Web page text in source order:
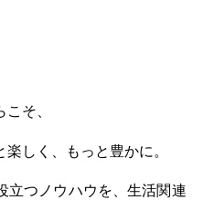
そ、
しく、もっと豊かに。
立つノウハウを、生活関連